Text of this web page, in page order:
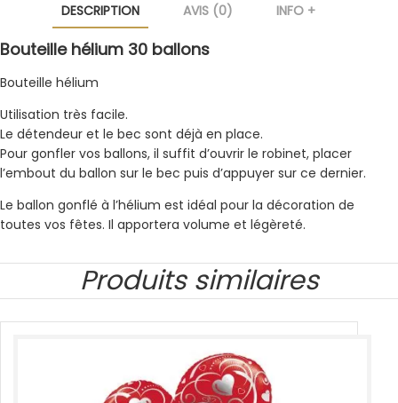
DESCRIPTION AVIS (0) INFO +
Bouteille hélium 30 ballons
Bouteille hélium
Utilisation très facile.
Le détendeur et le bec sont déjà en place.
Pour gonfler vos ballons, il suffit d’ouvrir le robinet, placer
l’embout du ballon sur le bec puis d’appuyer sur ce dernier.
Le ballon gonflé à l’hélium est idéal pour la décoration de
toutes vos fêtes. Il apportera volume et légèreté.
Produits similaires